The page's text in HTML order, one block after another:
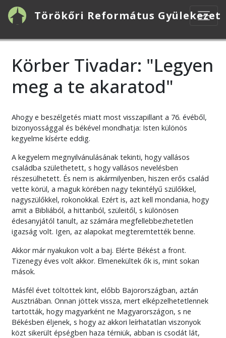
Ugrás
tartalomra
Törökőri Református Gyülekezet
Körber Tivadar: "Legyen
meg a te akaratod"
Ahogy e beszélgetés miatt most visszapillant a 76. évéből,
bizonyossággal és békével mondhatja: Isten különös
kegyelme kísérte eddig.
A kegyelem megnyilvánulásának tekinti, hogy vallásos
családba születhetett, s hogy vallásos nevelésben
részesülhetett. És nem is akármilyenben, hiszen erős család
vette körül, a maguk körében nagy tekintélyű szülőkkel,
nagyszülőkkel, rokonokkal. Ezért is, azt kell mondania, hogy
amit a Bibliából, a hittanból, szüleitől, s különösen
édesanyjától tanult, az számára megfellebbezhetetlen
igazság volt. Igen, az alapokat megteremtették benne.
Akkor már nyakukon volt a baj. Elérte Békést a front.
Tizenegy éves volt akkor. Elmenekültek ők is, mint sokan
mások.
Másfél évet töltöttek kint, előbb Bajorországban, aztán
Ausztriában. Onnan jöttek vissza, mert elképzelhetetlennek
tartották, hogy magyarként ne Magyarországon, s ne
Békésben éljenek, s hogy az akkori leírhatatlan viszonyok
közt sikerült épségben haza térniük, abban is csodát lát,